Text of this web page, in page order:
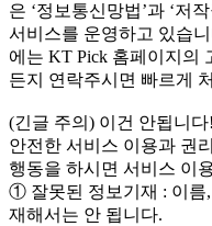
은 ‘정보통신망법’과 ‘저
서비스를 운영하고 있습
에는 KT Pick 홈페이지의
든지 연락주시면 빠르게
(긴글 주의) 이건 안됩니
안전한 서비스 이용과 권
행동을 하시면 서비스 이
① 잘못된 정보기재 : 이름,
재해서는 안 됩니다.